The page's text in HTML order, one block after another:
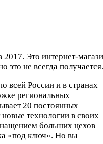
2017. Это интернет-
это не всегда
всей России и в странах
региональных
20 постоянных
технологии в своих
больших цехов
«под ключ». Но вы